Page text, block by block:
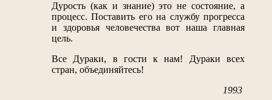
Дурость (как и знание) это не состояние, а
процесс. Поставить его на службу прогресса
и здоровья человечества вот наша главная
цель.
Все Дураки, в гости к нам! Дураки всех
стран, объединяйтесь!
1993